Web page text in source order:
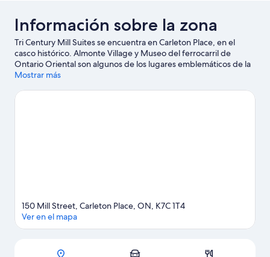
cama,
cocinaInformación sobre la zona
Tri Century Mill Suites se encuentra en Carleton Place, en el
casco histórico. Almonte Village y Museo del ferrocarril de
Ontario Oriental son algunos de los lugares emblemáticos de la
región, donde también puedes acercarte a atractivos turísticos
disfrutar de un evento especial? Puedes consultar el calendario
Mostrar más
Mapa
150 Mill Street, Carleton Place, ON, K7C 1T4
Ver en el mapa